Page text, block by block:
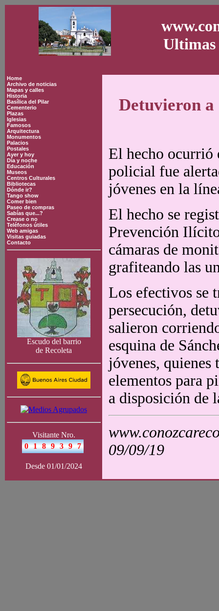
Ultimas
Home
Archivo de noticias
Mapas y calles
Historia
Basílica del Pilar
Cementerio
Plazas
Iglesias
Famosos
Arquitectura
Monumentos
Palacios
Postales
Ayer y hoy
Día y noche
Educación
Museos
Centros Culturales
Bibliotecas
Dónde ir?
Tango show
Comer bien
Paseo de compras
Sabías que...?
Crease o no
Teléfonos útiles
Web amigas
Visitas guiadas
Contacto
Escudo del barrio
de Recoleta
Visitante Nro.
Desde 01/01/2024
Detuvieron
El hecho ocurrió
policial fue
jóvenes en la
El hecho se
Prevención
cámaras de
grafiteando las
Los efectivos se
persecución,
salieron
esquina de
jóvenes, quienes
elementos para
a disposición de
09/09/19